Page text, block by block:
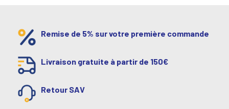
Remise de 5% sur votre première commande
Livraison gratuite à partir de 150€
Retour SAV